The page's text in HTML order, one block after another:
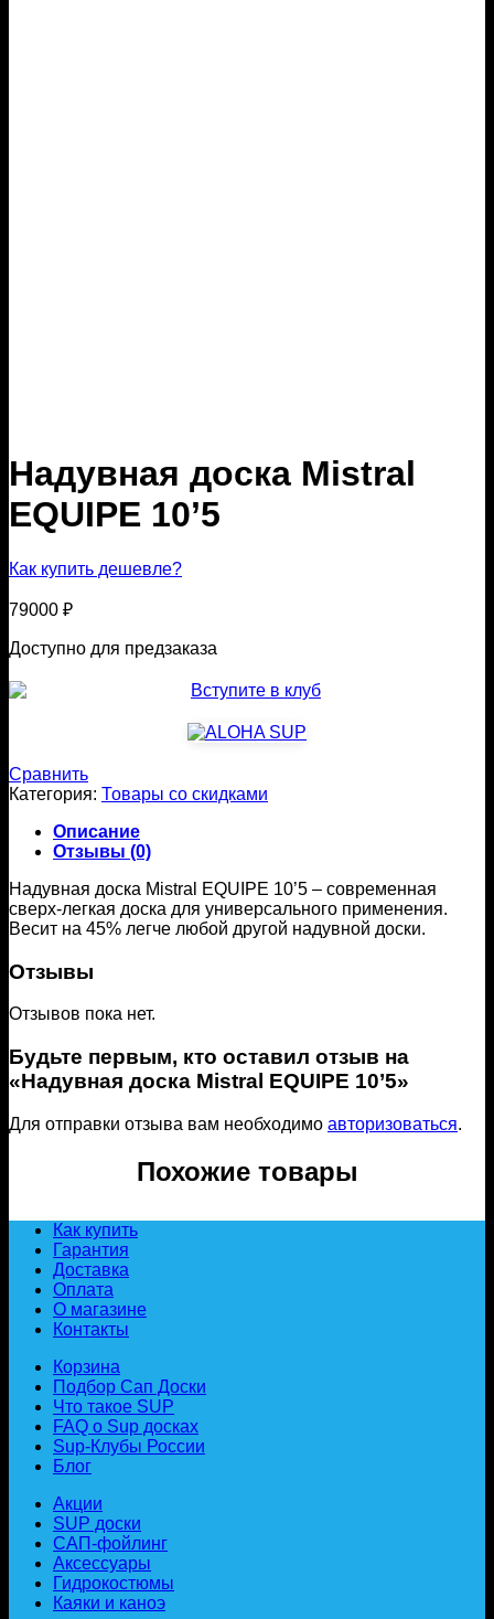
Надувная доска Mistral
EQUIPE 10’5
Как купить дешевле?
79000 ₽
Доступно для предзаказа
Сравнить
Категория: Товары со скидками
Описание
Отзывы (0)
Надувная доска Mistral EQUIPE 10’5 – современная
сверх-легкая доска для универсального применения.
Весит на 45% легче любой другой надувной доски.
Отзывы
Отзывов пока нет.
Будьте первым, кто оставил отзыв на
«Надувная доска Mistral EQUIPE 10’5»
Для отправки отзыва вам необходимо авторизоваться.
Похожие товары
Как купить
Гарантия
Доставка
Оплата
О магазине
Контакты
Корзина
Подбор Сап Доски
Что такое SUP
FAQ о Sup досках
Sup-Клубы России
Блог
Акции
SUP доски
САП-фойлинг
Аксессуары
Гидрокостюмы
Каяки и каноэ